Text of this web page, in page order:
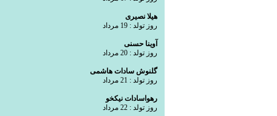
هیلا نصیری
روز تولد : 19 مرداد
آوینا حسنی
روز تولد : 20 مرداد
گلنوش سادات هاشمی
روز تولد : 21 مرداد
رهواسادات نیکخو
روز تولد : 22 مرداد